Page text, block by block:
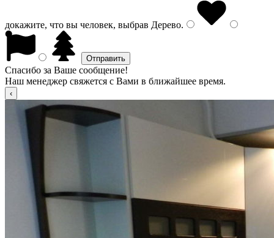
докажите, что вы человек, выбрав Дерево.
Спасибо за Ваше сообщение!
Наш менеджер свяжется с Вами в ближайшее время.